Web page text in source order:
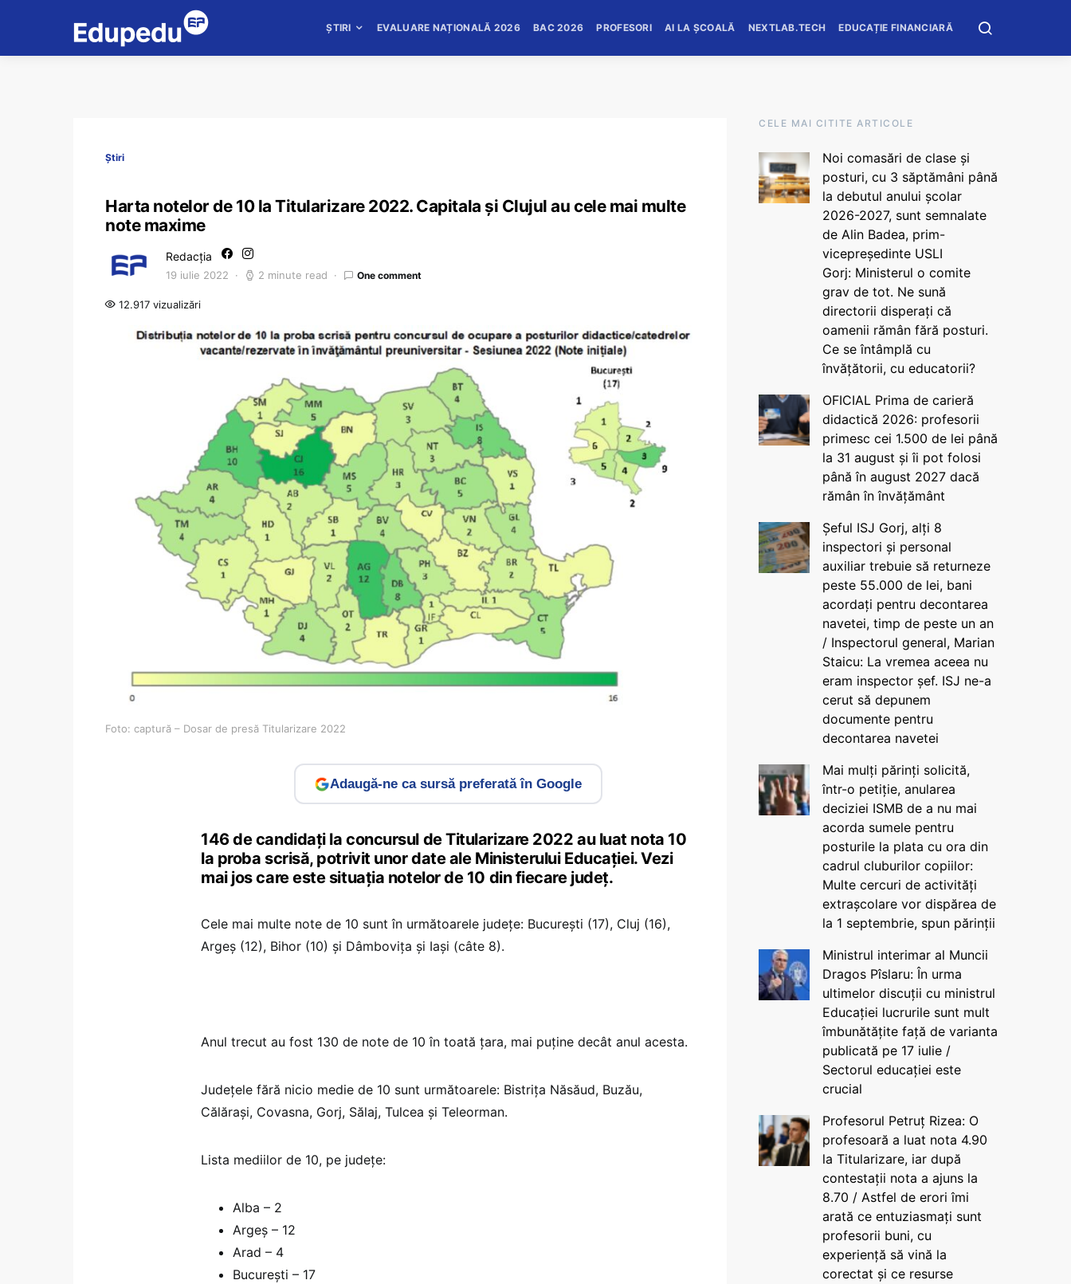
ȘTIRI EVALUARE NAȚIONALĂ 2026 BAC 2026 PROFESORI AI LA ȘCOALĂ NEXTLAB.TECH EDUCAȚIE FINANCIARĂ
Știri
Harta notelor de 10 la Titularizare 2022. Capitala și Clujul au cele mai multe
note maxime
Redacția
19 iulie 2022 2 minute read One comment
12.917 vizualizări
Foto: captură – Dosar de presă Titularizare 2022
Adaugă-ne ca sursă preferată în Google
146 de candidați la concursul de Titularizare 2022 au luat nota 10
la proba scrisă, potrivit unor date ale Ministerului Educației. Vezi
mai jos care este situația notelor de 10 din fiecare județ.
Cele mai multe note de 10 sunt în următoarele județe: București (17), Cluj (16),
Argeș (12), Bihor (10) și Dâmbovița și Iași (câte 8).
Anul trecut au fost 130 de note de 10 în toată țara, mai puține decât anul acesta.
Județele fără nicio medie de 10 sunt următoarele: Bistrița Năsăud, Buzău,
Călărași, Covasna, Gorj, Sălaj, Tulcea și Teleorman.
Lista mediilor de 10, pe județe:
Alba – 2
Argeș – 12
Arad – 4
Bucureşti – 17
CELE MAI CITITE ARTICOLE
Noi comasări de clase și
posturi, cu 3 săptămâni până
la debutul anului școlar
2026-2027, sunt semnalate
de Alin Badea, prim-
vicepreședinte USLI
Gorj: Ministerul o comite
grav de tot. Ne sună
directorii disperați că
oamenii rămân fără posturi.
Ce se întâmplă cu
învățătorii, cu educatorii?
OFICIAL Prima de carieră
didactică 2026: profesorii
primesc cei 1.500 de lei până
la 31 august și îi pot folosi
până în august 2027 dacă
rămân în învățământ
Șeful ISJ Gorj, alți 8
inspectori și personal
auxiliar trebuie să returneze
peste 55.000 de lei, bani
acordați pentru decontarea
navetei, timp de peste un an
/ Inspectorul general, Marian
Staicu: La vremea aceea nu
eram inspector șef. ISJ ne-a
cerut să depunem
documente pentru
decontarea navetei
Mai mulți părinți solicită,
într-o petiție, anularea
deciziei ISMB de a nu mai
acorda sumele pentru
posturile la plata cu ora din
cadrul cluburilor copiilor:
Multe cercuri de activități
extrașcolare vor dispărea de
la 1 septembrie, spun părinții
Ministrul interimar al Muncii
Dragos Pîslaru: În urma
ultimelor discuții cu ministrul
Educației lucrurile sunt mult
îmbunătățite față de varianta
publicată pe 17 iulie /
Sectorul educației este
crucial
Profesorul Petruț Rizea: O
profesoară a luat nota 4.90
la Titularizare, iar după
contestații nota a ajuns la
8.70 / Astfel de erori îmi
arată ce entuziasmați sunt
profesorii buni, cu
experiență să vină la
corectat și ce resurse